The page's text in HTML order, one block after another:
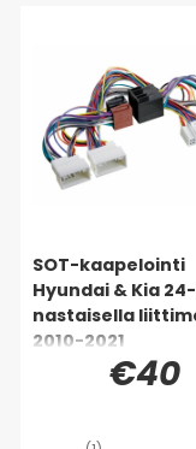
SOT-kaapelointi
Hyundai & Kia
nastaisella
2010-2021
€40